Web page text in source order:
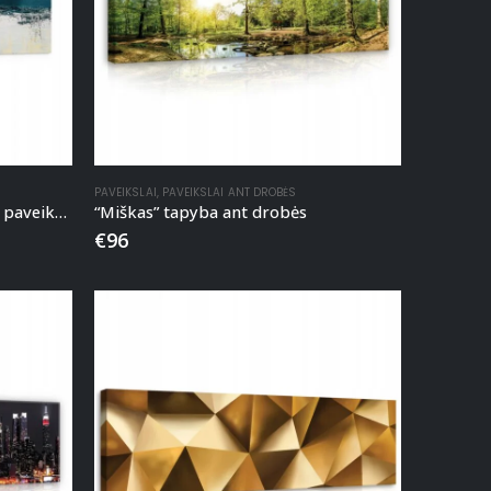
“Chaoso Harmonija” 160x50cm paveikslas ant drobės
PAVEIKSLAI, PAVEIKSLAI ANT DROBĖS
“Miškas” tapyba ant drobės
€96